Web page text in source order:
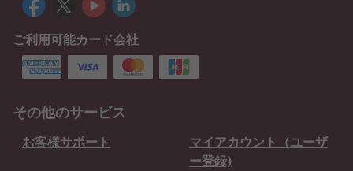
ご利用可能カード会社
その他のサービス
お客様サポート
マイアカウント（ユーザ
ー登録)